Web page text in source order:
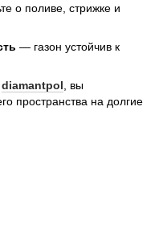
о поливе, стрижке и
— газон устойчив к
diamantpol, вы
пространства на долгие